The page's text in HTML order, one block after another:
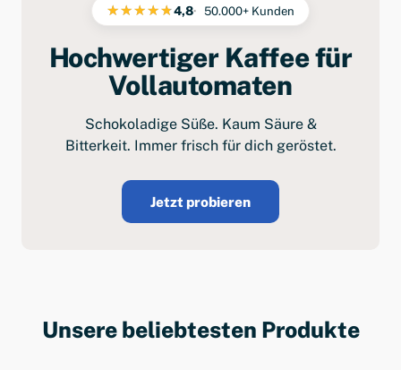
4,8 50.000+ Kunden
Hochwertiger Kaffee für
Vollautomaten
Schokoladige Süße. Kaum Säure &
Bitterkeit. Immer frisch für dich geröstet.
Jetzt probieren
Unsere beliebtesten Produkte